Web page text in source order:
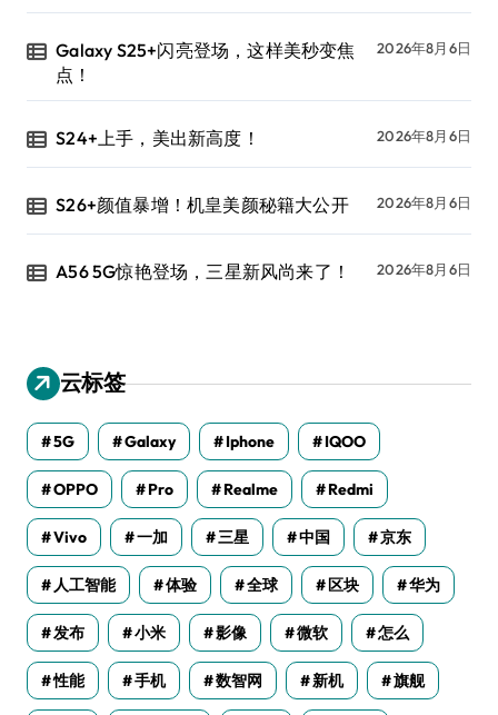
Galaxy S25+闪亮登场，这样美秒变焦
点！
2026年8月6日
S24+上手，美出新高度！ 2026年8月6日
S26+颜值暴增！机皇美颜秘籍大公开 2026年8月6日
A56 5G惊艳登场，三星新风尚来了！ 2026年8月6日
云标签
5G Galaxy Iphone IQOO
OPPO Pro Realme Redmi
Vivo 一加 三星 中国 京东
人工智能 体验 全球 区块 华为
发布 小米 影像 微软 怎么
性能 手机 数智网 新机 旗舰